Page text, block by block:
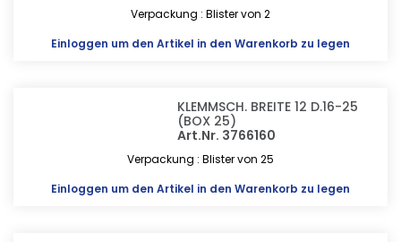
Verpackung : Blister von 2
Einloggen um den Artikel in den Warenkorb zu legen
KLEMMSCH. BREITE 12 D.16-25
(BOX 25)
Art.Nr. 3766160
Verpackung : Blister von 25
Einloggen um den Artikel in den Warenkorb zu legen